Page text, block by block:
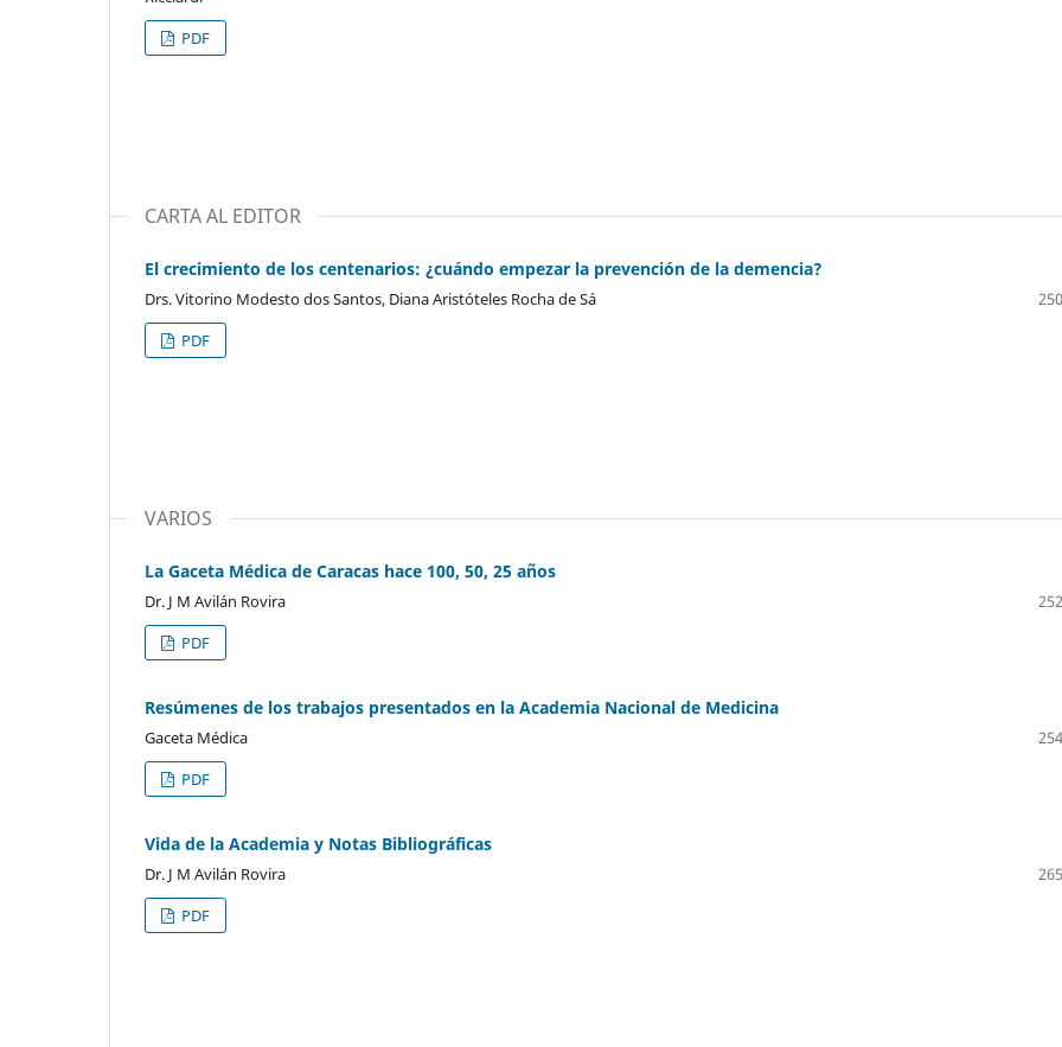
PDF
CARTA AL EDITOR
El crecimiento de los centenarios: ¿cuándo empezar la prevención de la demencia?
Drs. Vitorino Modesto dos Santos, Diana Aristóteles Rocha de Sá
PDF
VARIOS
La Gaceta Médica de Caracas hace 100, 50, 25 años
Dr. J M Avilán Rovira
PDF
Resúmenes de los trabajos presentados en la Academia Nacional de Medicina
Gaceta Médica
PDF
Vida de la Academia y Notas Bibliográficas
Dr. J M Avilán Rovira
PDF